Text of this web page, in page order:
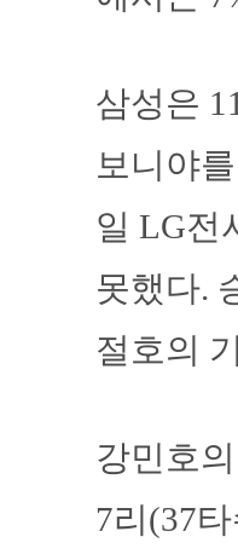
삼성은
보니야
일 LG전
못했다.
절호의
강민호
7리(37